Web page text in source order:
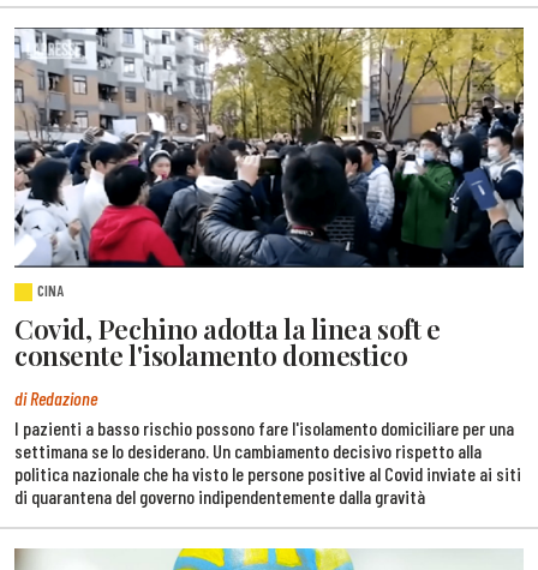
CINA
Covid, Pechino adotta la linea soft e
consente l'isolamento domestico
di Redazione
I pazienti a basso rischio possono fare l'isolamento domiciliare per una
settimana se lo desiderano. Un cambiamento decisivo rispetto alla
politica nazionale che ha visto le persone positive al Covid inviate ai siti
di quarantena del governo indipendentemente dalla gravità